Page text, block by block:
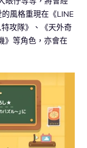
風格重現在《LINE
攻隊》、《天外奇
》等角色，亦會在